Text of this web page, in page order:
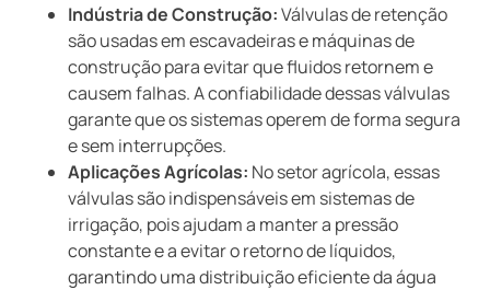
Indústria de Construção:Válvulas de retenção
são usadas em escavadeiras e máquinas de
construção para evitar que fluidos retornem e
causem falhas. A confiabilidade dessas válvulas
garante que os sistemas operem de forma segura
e sem interrupções.
Aplicações Agrícolas: No setor agrícola, essas
válvulas são indispensáveis em sistemas de
irrigação, pois ajudam a manter a pressão
constante e a evitar o retorno de líquidos,
garantindo uma distribuição eficiente da água